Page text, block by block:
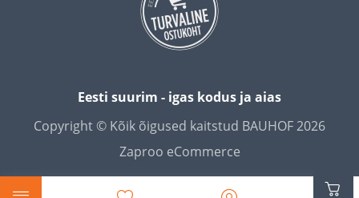
Eesti suurim - igas kodus ja aias
Copyright © Kõik õigused kaitstud BAUHOF 2026
Zaproo eCommerce